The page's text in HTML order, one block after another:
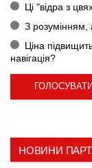
Ці "відра з
З розумінням,
Ціна
навігація?
НОВИНИ